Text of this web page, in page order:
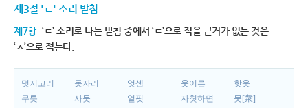
제3절 'ㄷ' 소리 받침
제7항 ‘ㄷ’ 소리로 나는 받침 중에서 ‘ㄷ’으로 적을 근거가 없는 것은
‘ㅅ’으로 적는다.
덧저고리 돗자리 엇셈 웃어른
핫옷
무릇
사뭇 얼핏 자칫하면
뭇[衆]